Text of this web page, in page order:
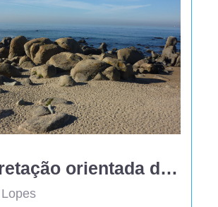
Interpretação orientada da paisagem litoral, a Sul do rio Douro